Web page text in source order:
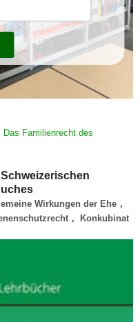
Das Familienrecht des
Wirkungen der Ehe，
， Konkubinat